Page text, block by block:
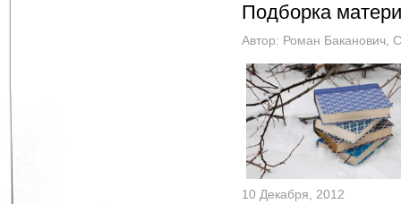
Подборка
Автор: Роман Баканович
10 Декабря, 2012